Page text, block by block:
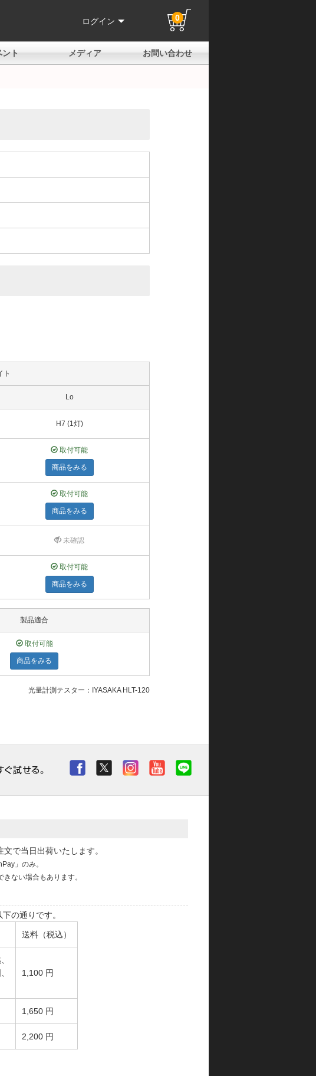
ログイン 0
ント メディア お問い合わせ
ト
Lo
H7 (1灯)
取付可能
商品をみる
取付可能
商品をみる
未確認
取付可能
商品をみる
製品適合
取付可能
商品をみる
光量計測テスター：IYASAKA HLT-120
で当日出荷いたします。
」のみ。
ない場合もあります。
の通りです。
送料（税込）
1,100 円
1,650 円
2,200 円